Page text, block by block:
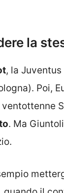
la
, la
Poi,
. Ma